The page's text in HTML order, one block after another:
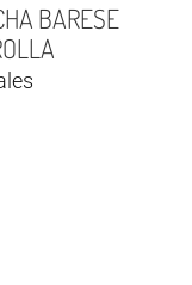
BARESE